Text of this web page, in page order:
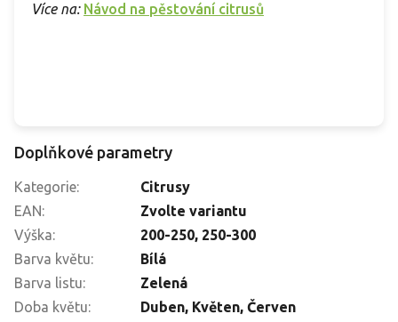
Více na: Návod na pěstování citrusů
Doplňkové parametry
Kategorie:
Citrusy
EAN:
Zvolte variantu
Výška: 200-250, 250-300
Barva květu:
Bílá
Barva listu:
Zelená
Doba květu: Duben, Květen, Červen